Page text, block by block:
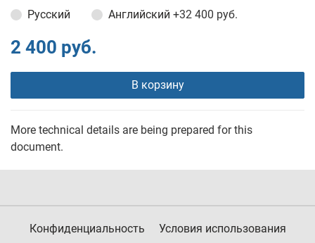
Русский
Английский +32 400 руб.
2 400 руб.
В корзину
More technical details are being prepared for this
document.
Конфиденциальность Условия использования